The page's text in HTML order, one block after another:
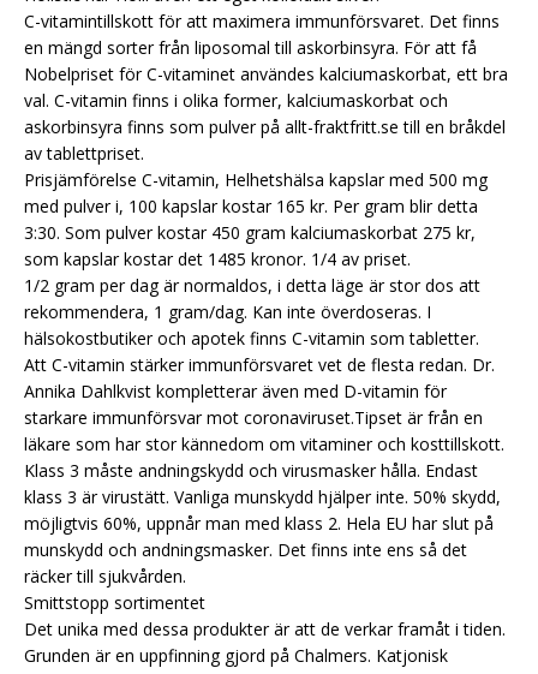
C-vitamintillskott för att maximera immunförsvaret. Det finns
en mängd sorter från liposomal till askorbinsyra. För att få
Nobelpriset för C-vitaminet användes kalciumaskorbat, ett bra
val. C-vitamin finns i olika former, kalciumaskorbat och
askorbinsyra finns som pulver på allt-fraktfritt.se till en bråkdel
av tablettpriset.
Prisjämförelse C-vitamin, Helhetshälsa kapslar med 500 mg
med pulver i, 100 kapslar kostar 165 kr. Per gram blir detta
3:30. Som pulver kostar 450 gram kalciumaskorbat 275 kr,
som kapslar kostar det 1485 kronor. 1/4 av priset.
1/2 gram per dag är normaldos, i detta läge är stor dos att
rekommendera, 1 gram/dag. Kan inte överdoseras. I
hälsokostbutiker och apotek finns C-vitamin som tabletter.
Att C-vitamin stärker immunförsvaret vet de flesta redan. Dr.
Annika Dahlkvist kompletterar även med D-vitamin för
starkare immunförsvar mot coronaviruset.Tipset är från en
läkare som har stor kännedom om vitaminer och kosttillskott.
Klass 3 måste andningskydd och virusmasker hålla. Endast
klass 3 är virustätt. Vanliga munskydd hjälper inte. 50% skydd,
möjligtvis 60%, uppnår man med klass 2. Hela EU har slut på
munskydd och andningsmasker. Det finns inte ens så det
räcker till sjukvården.
Smittstopp sortimentet
Det unika med dessa produkter är att de verkar framåt i tiden.
Grunden är en uppfinning gjord på Chalmers. Katjonisk